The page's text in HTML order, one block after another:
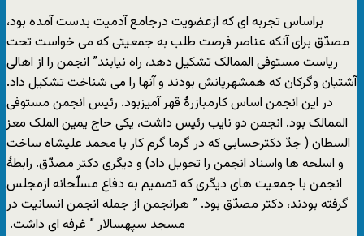
‏ براساس تجربه ای که ازعضویت درجامع آدمیت بدست آمده بود،
مصدّق برای آنکه عناصر ‏فرصت طلب به جمعیتی که می خواست تحت
ریاست مستوفی الممالک تشکیل دهد، راه ‏نیابند” انجمن را از اهالی
آشتیان وگرکان که همشهریانش بودند و آنها را می شناخت تشکیل داد.
‏در این انجمن اساس کارمبازرۀ قهر آمیزبود. رئیس انجمن مستوفی
الممالک بود. انجمن دو نایب ‏رئیس داشت، یکی حاج یمین الملک معز
السطان ( جدّ دکترحسابی که در گرما گرم کار با محمد ‏علیشاه ساخت
و اسلحه ها واسناد انجمن را تحویل داد) و دیگری دکتر مصدّق. رابطۀ
انجمن با ‏جمعیت های دیگری که تصمیم به دفاع مسلّحانه ازمجلس
گرفته بودند، دکتر مصدّق بود. ” ‏هرانجمن از جمله انجمن انسانیت در
مسجد سپهسالار ” غرفه ای داشت. ‏